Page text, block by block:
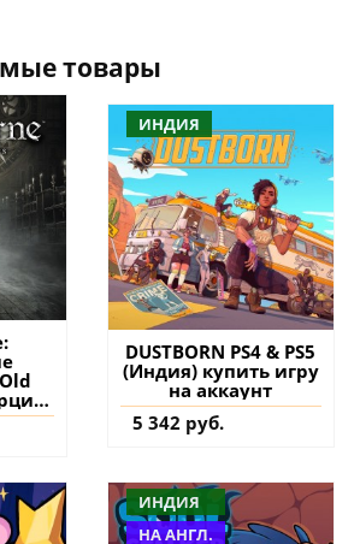
товары
ИНДИЯ
DUSTBORN PS4 & PS5
(Индия) купить игру
на аккаунт
5 342 руб.
ИНДИЯ
НА АНГЛ.